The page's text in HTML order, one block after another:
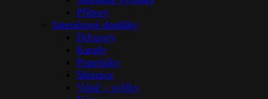
Příbory
Interiérové doplňky
Difuzory
Karafy
Popelníky
Sklenice
Vůně – svíčky